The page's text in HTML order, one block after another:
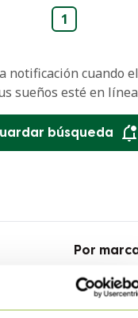
1
notificación cuando
sueños esté en
búsqueda
Por
Artistiq
Idp Italia